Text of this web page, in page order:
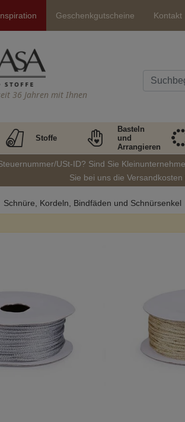
Geschenkgutscheine Kontakt
36 Jahren mit Ihnen
Stoffe
Basteln
und
Arrangieren
USt-ID? Sind Sie
Sie bei uns die
Schnüre, Kordeln, Bindfäden und Schnürsenkel